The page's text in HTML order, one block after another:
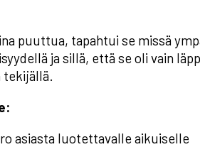
puuttua, tapahtui se missä
ja sillä, että se oli vain
tekijällä.
asiasta luotettavalle aikuiselle